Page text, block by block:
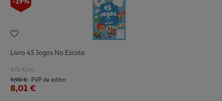
Livro 45 Jogos Na Escola
8.01 €/un
9,90 € PVP de editor
8,01 €